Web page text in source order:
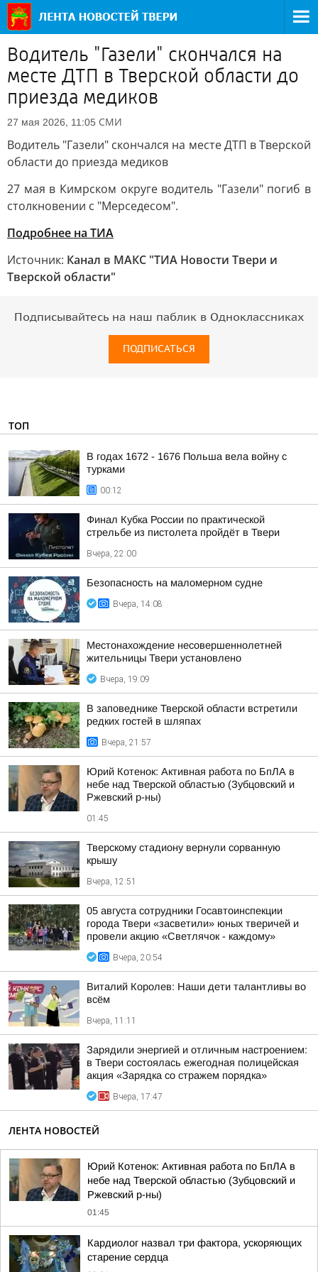
Водитель "Газели" скончался на
месте ДТП в Тверской области до
приезда медиков
27 мая 2026, 11:05 СМИ
Водитель "Газели" скончался на месте ДТП в Тверской
области до приезда медиков
27 мая в Кимрском округе водитель "Газели" погиб в
столкновении с "Мерседесом".
Подробнее на ТИА
Источник: Канал в МАКС "ТИА Новости Твери и
Тверской области"
Подписывайтесь на наш паблик в Одноклассниках
ПОДПИСАТЬСЯ
ТОП
В годах 1672 - 1676 Польша вела войну с
турками
00:12
Финал Кубка России по практической
стрельбе из пистолета пройдёт в Твери
Вчера, 22:00
Безопасность на малoмернoм судне
Вчера, 14:08
Местонахождение несовершеннолетней
жительницы Твери установлено
Вчера, 19:09
В заповеднике Тверской области встретили
редких гостей в шляпах
Вчера, 21:57
Юрий Котенок: Активная работа по БпЛА в
небе над Тверской областью (Зубцовский и
Ржевский р-ны)
01:45
Тверскому стадиону вернули сорванную
крышу
Вчера, 12:51
05 августа сотрудники Госавтоинспекции
города Твери «засветили» юных тверичей и
провели акцию «Светлячок - каждому»
Вчера, 20:54
Виталий Королев: Наши дети талантливы во
всём
Вчера, 11:11
Зарядили энергией и отличным настроением:
в Твери состоялась ежегодная полицейская
акция «Зарядка со стражем порядка»
Вчера, 17:47
ЛЕНТА НОВОСТЕЙ
Юрий Котенок: Активная работа по БпЛА в
небе над Тверской областью (Зубцовский и
Ржевский р-ны)
01:45
Кардиолог назвал три фактора, ускоряющих
старение сердца